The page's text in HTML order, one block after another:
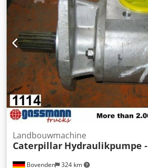
Bovenden 324 km
Landbouwmachine
Caterpillar Hydraulikpumpe -